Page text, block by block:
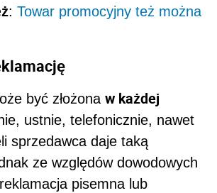
: Towar promocyjny też można
być złożona w każdej
ustnie, telefonicznie, nawet
sprzedawca daje taką
ze względów dowodowych
pisemna lub